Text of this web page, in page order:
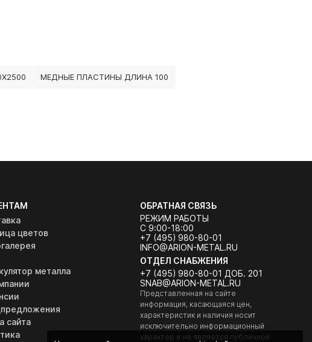
МЕДНЫЕ ПЛАСТИНЫ ДЛИНА 100
цветов
металла
сайта
ОБРАТНАЯ СВЯЗЬ
РЕЖИМ РАБОТЫ
С 9:00-18:00
+7 (495) 980-80-01
INFO@ARION-METAL.RU
ОТДЕЛ СНАБЖЕНИЯ
+7 (495) 980-80-01 ДОБ. 201
SNAB@ARION-METAL.RU
Представленная на сайте
информация, касающаяся цен,
характеристик и наличия носит
исключительно информационный
характер и не является публичной